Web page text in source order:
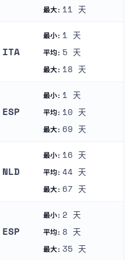
最大: 11 天
ITA
最小: 1 天
平均: 5 天
最大: 18 天
ESP
最小: 1 天
平均: 10 天
最大: 69 天
NLD
最小: 16 天
平均: 44 天
最大: 67 天
ESP
最小: 2 天
平均: 8 天
最大: 35 天